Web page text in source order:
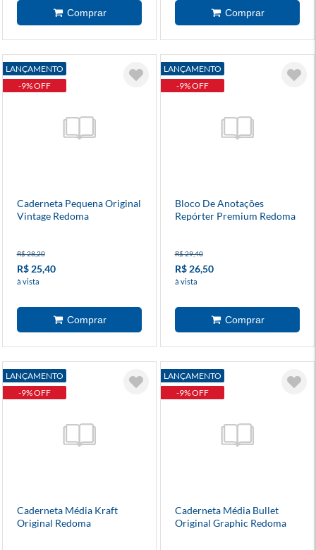
LANÇAMENTO
-9% OFF
Caderneta Pequena Original
Vintage Redoma
R$ 28,20
R$ 25,40
à vista
LANÇAMENTO
-9% OFF
Bloco De Anotações
Repórter Premium Redoma
R$ 29,40
R$ 26,50
à vista
LANÇAMENTO
-9% OFF
Caderneta Média Kraft
Original Redoma
LANÇAMENTO
-9% OFF
Caderneta Média Bullet
Original Graphic Redoma